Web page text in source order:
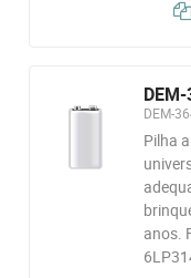
DEM-
Pilha
anos.